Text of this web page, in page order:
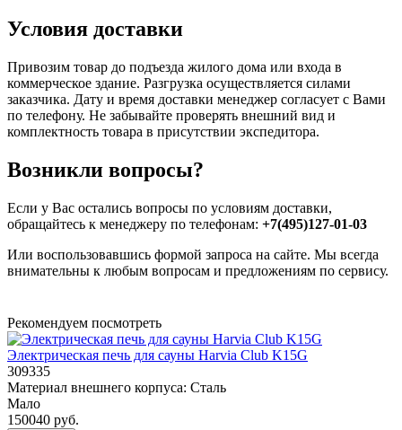
Условия доставки
Привозим товар до подъезда жилого дома или входа в
коммерческое здание. Разгрузка осуществляется силами
заказчика. Дату и время доставки менеджер согласует с Вами
по телефону. Не забывайте проверять внешний вид и
комплектность товара в присутствии экспедитора.
Возникли вопросы?
Если у Вас остались вопросы по условиям доставки,
обращайтесь к менеджеру по телефонам: +7(495)127-01-03
Или воспользовавшись формой запроса на сайте. Мы всегда
внимательны к любым вопросам и предложениям по сервису.
Рекомендуем посмотреть
Электрическая печь для сауны Harvia Club K15G
309335
Материал внешнего корпуса: Сталь
Мало
150040 руб.